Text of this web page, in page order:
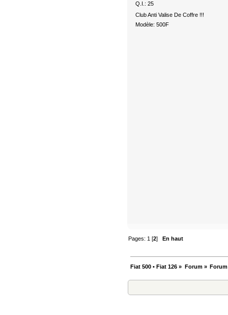
Q.I.: 25
Club Anti Valise De Coffre !!!
Modèle: 500F
Pages: 1 [2]En haut
Fiat 500 • Fiat 126 » Forum»